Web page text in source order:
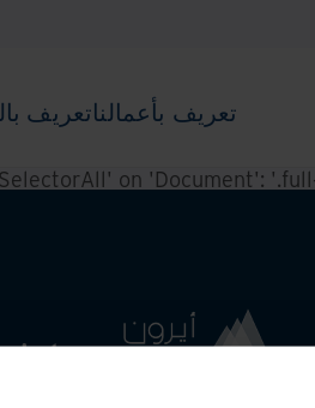
تعريف بأعمالناتعريف
on 'Document':